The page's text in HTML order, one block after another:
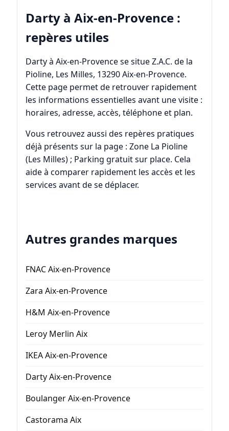
Darty à Aix-en-Provence :
repères utiles
Darty à Aix-en-Provence se situe Z.A.C. de la
Pioline, Les Milles, 13290 Aix-en-Provence.
Cette page permet de retrouver rapidement
les informations essentielles avant une visite :
horaires, adresse, accès, téléphone et plan.
Vous retrouvez aussi des repères pratiques
déjà présents sur la page : Zone La Pioline
(Les Milles) ; Parking gratuit sur place. Cela
aide à comparer rapidement les accès et les
services avant de se déplacer.
Autres grandes marques
FNAC Aix-en-Provence
Zara Aix-en-Provence
H&M Aix-en-Provence
Leroy Merlin Aix
IKEA Aix-en-Provence
Darty Aix-en-Provence
Boulanger Aix-en-Provence
Castorama Aix